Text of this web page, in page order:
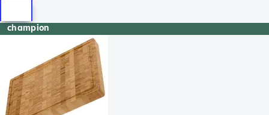
champion